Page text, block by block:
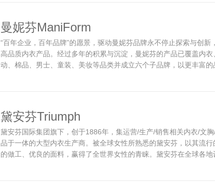
曼妮芬ManiForm
“百年企业，百年品牌”的愿景，驱动曼妮芬品牌永不停止探索与创新
高品质内衣产品。经过多年的积累与沉淀，曼妮芬的产品已覆盖内衣
动、棉品、男士、童装、美妆等品类并成立六个子品牌，以更丰富
黛安芬Triumph
黛安芬国际集团旗下，创于1886年，集运营/生产/销售相关内衣/文
品于一体的大型内衣生产商。被全球女性所熟悉的黛安芬，以其流行
的做工、优良的面料，赢得了全世界女性的青睐。黛安芬在全球各地